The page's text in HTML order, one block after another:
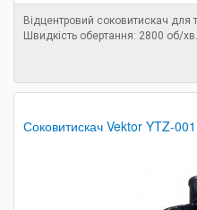
Відцентровий соковитискач для
Швидкість обертання: 2800 об/
Соковитискач Vektor YTZ-001